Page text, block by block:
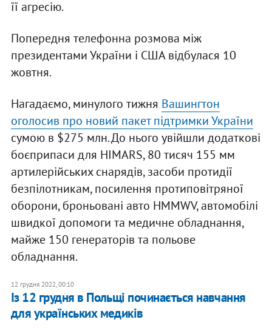
її агресію.
Попередня телефонна розмова між
президентами України і США відбулася 10
жовтня.
Нагадаємо, минулого тижня Вашингтон
оголосив про новий пакет підтримки України
сумою в $275 млн. До нього увійшли додаткові
боєприпаси для HIMARS, 80 тисяч 155 мм
артилерійських снарядів, засоби протидії
безпілотникам, посилення протиповітряної
оборони, броньовані авто HMMWV, автомобілі
швидкої допомоги та медичне обладнання,
майже 150 генераторів та польове
обладнання.
12 грудня 2022, 00:10
Із 12 грудня в Польщі починається навчання
для українських медиків